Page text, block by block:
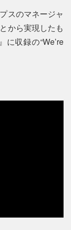
スのマネージャ
から実現したも
収録の“We’re